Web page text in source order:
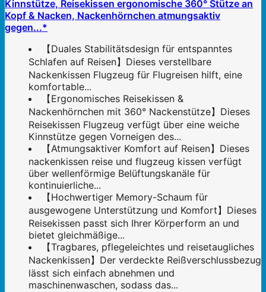
Kinnstütze, Reisekissen ergonomische 360° Stütze an
Kopf & Nacken, Nackenhörnchen atmungsaktiv
gegen...*
【Duales Stabilitätsdesign für entspanntes
Schlafen auf Reisen】Dieses verstellbare
Nackenkissen Flugzeug für Flugreisen hilft, eine
komfortable...
【Ergonomisches Reisekissen &
Nackenhörnchen mit 360° Nackenstütze】Dieses
Reisekissen Flugzeug verfügt über eine weiche
Kinnstütze gegen Vorneigen des...
【Atmungsaktiver Komfort auf Reisen】Dieses
nackenkissen reise und flugzeug kissen verfügt
über wellenförmige Belüftungskanäle für
kontinuierliche...
【Hochwertiger Memory-Schaum für
ausgewogene Unterstützung und Komfort】Dieses
Reisekissen passt sich Ihrer Körperform an und
bietet gleichmäßige...
【Tragbares, pflegeleichtes und reisetaugliches
Nackenkissen】Der verdeckte Reißverschlussbezug
lässt sich einfach abnehmen und
maschinenwaschen, sodass das...